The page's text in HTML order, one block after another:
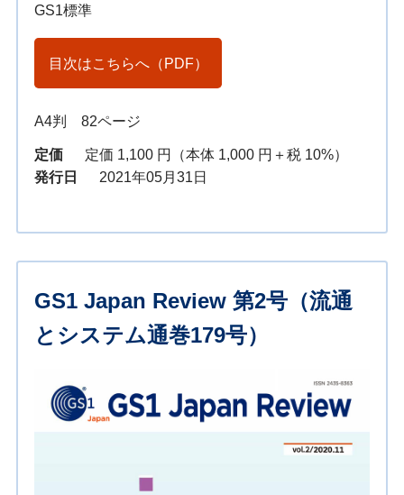
GS1標準
目次はこちらへ（PDF）
A4判 82ページ
定価
定価 1,100 円（本体 1,000 円＋税 10%）
発行日
2021年05月31日
GS1 Japan Review 第2号（流通
とシステム通巻179号）